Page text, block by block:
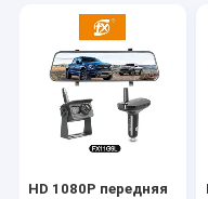
HD 1080P передняя